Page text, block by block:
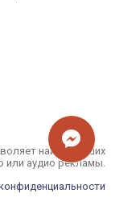
найти лучших
или аудио рекламы.